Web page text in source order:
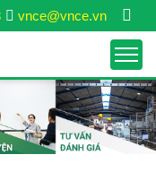
vnce@vnce.vn